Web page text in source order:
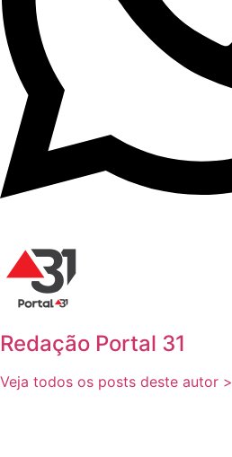
Redação Portal 31
Veja todos os posts deste autor >